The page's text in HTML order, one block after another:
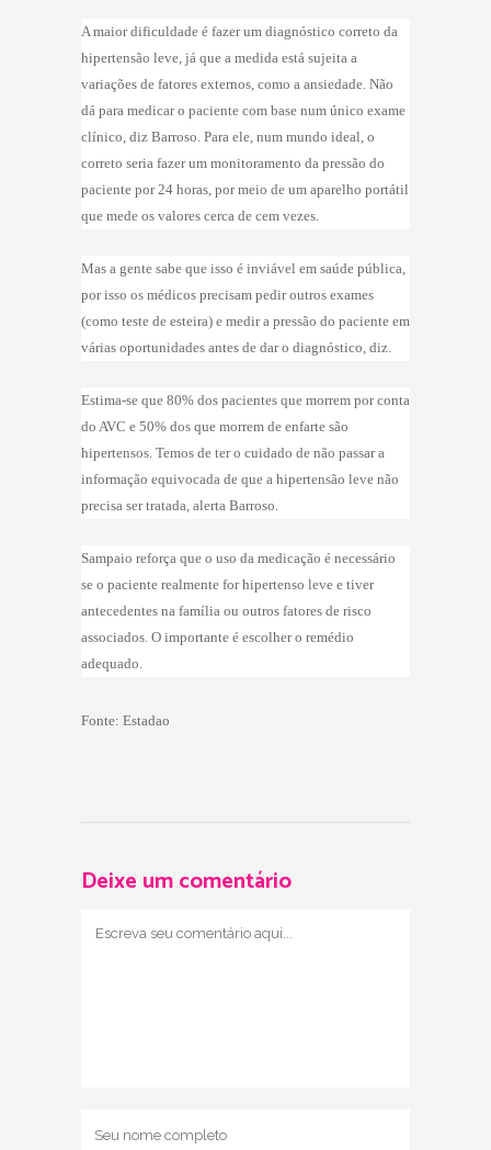
A maior dificuldade é fazer um diagnóstico correto da
hipertensão leve, já que a medida está sujeita a
variações de fatores externos, como a ansiedade. Não
dá para medicar o paciente com base num único exame
clínico, diz Barroso. Para ele, num mundo ideal, o
correto seria fazer um monitoramento da pressão do
paciente por 24 horas, por meio de um aparelho portátil
que mede os valores cerca de cem vezes.
Mas a gente sabe que isso é inviável em saúde pública,
por isso os médicos precisam pedir outros exames
(como teste de esteira) e medir a pressão do paciente em
várias oportunidades antes de dar o diagnóstico, diz.
Estima-se que 80% dos pacientes que morrem por conta
do AVC e 50% dos que morrem de enfarte são
hipertensos. Temos de ter o cuidado de não passar a
informação equivocada de que a hipertensão leve não
precisa ser tratada, alerta Barroso.
Sampaio reforça que o uso da medicação é necessário
se o paciente realmente for hipertenso leve e tiver
antecedentes na família ou outros fatores de risco
associados. O importante é escolher o remédio
adequado.
Fonte: Estadao
Deixe um comentário